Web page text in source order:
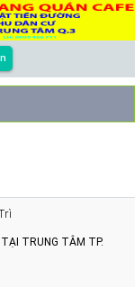
TẠI TRUNG TÂM TP.